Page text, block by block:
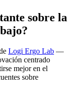
sobre la
Logi Ergo Lab —
centrado
mejor en el
sobre